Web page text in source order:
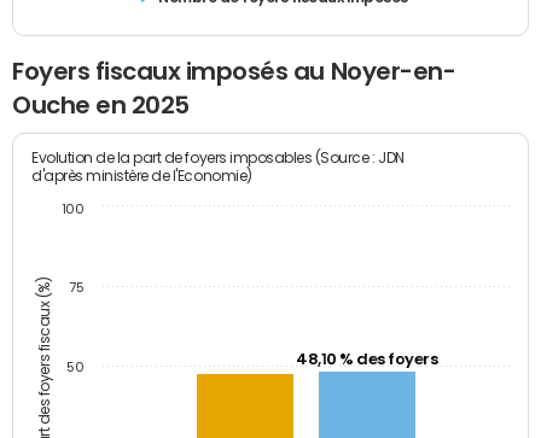
Foyers fiscaux imposés au Noyer-en-
Ouche en 2025
Part des foyers fiscaux (%)
Evolution de la part de foyers imposables (Source : JDN
d'après ministère de l'Economie)
48,10 % des foyers
50
75
100